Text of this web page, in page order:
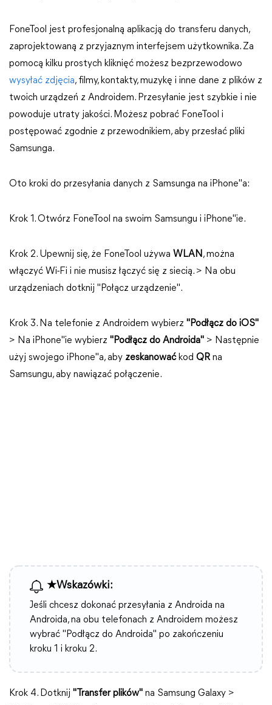
FoneTool jest profesjonalną aplikacją do transferu danych,
zaprojektowaną z przyjaznym interfejsem użytkownika. Za
pomocą kilku prostych kliknięć możesz bezprzewodowo
wysyłać zdjęcia, filmy, kontakty, muzykę i inne dane z plików z
twoich urządzeń z Androidem. Przesyłanie jest szybkie i nie
powoduje utraty jakości. Możesz pobrać FoneTool i
postępować zgodnie z przewodnikiem, aby przesłać pliki
Samsunga.
Oto kroki do przesyłania danych z Samsunga na iPhone"a:
Krok 1. Otwórz FoneTool na swoim Samsungu i iPhone"ie.
Krok 2. Upewnij się, że FoneTool używa WLAN , można
włączyć Wi-Fi i nie musisz łączyć się z siecią. > Na obu
urządzeniach dotknij "Połącz urządzenie".
Krok 3. Na telefonie z Androidem wybierz "Podłącz do iOS"
> Na iPhone"ie wybierz "Podłącz do Androida" > Następnie
użyj swojego iPhone"a, aby zeskanowaćkod QRna
Samsungu, aby nawiązać połączenie.
★Wskazówki:
Jeśli chcesz dokonać przesyłania z Androida na
Androida, na obu telefonach z Androidem możesz
wybrać "Podłącz do Androida" po zakończeniu
kroku 1 i kroku 2.
Krok 4. Dotknij "Transfer plików" na Samsung Galaxy >